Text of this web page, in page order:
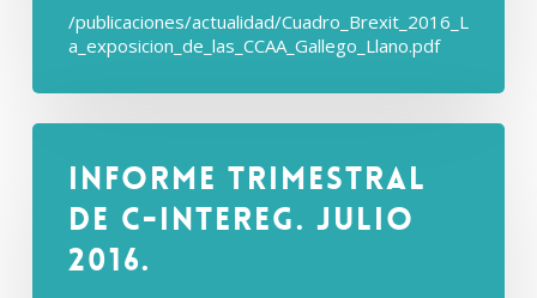
/publicaciones/actualidad/Cuadro_Brexit_2016_L
a_exposicion_de_las_CCAA_Gallego_Llano.pdf
Informe Trimestral
de C-intereg. Julio
2016.